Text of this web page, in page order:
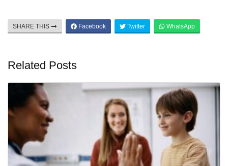
SHARE THIS Facebook Twitter WhatsApp
Related Posts